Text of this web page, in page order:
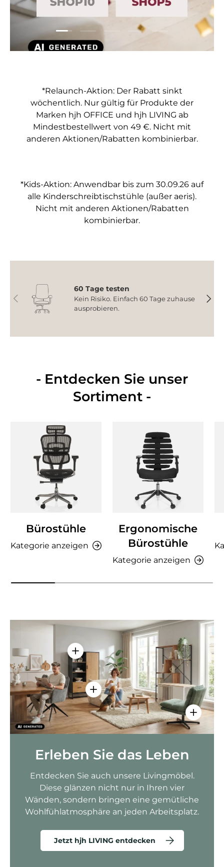
Folie laden 1 von 5
Folie laden 2 von 5
Folie laden 3 von 5
Folie laden 4 von 5
Folie laden 5
*Relaunch-Aktion: Der Rabatt sinkt
wöchentlich. Nur gültig für Produkte der
Marken hjh OFFICE und hjh LIVING ab
Mindestbestellwert von 49 €. Nicht mit
anderen Aktionen/Rabatten kombinierbar.
*Kids-Aktion: Anwendbar bis zum 30.09.26 auf
alle Kinderschreibtischstühle (außer aeris).
Nicht mit anderen Aktionen/Rabatten
kombinierbar.
Vorherige
60 Tage testen
Kein Risiko. Einfach 60 Tage zuhause
ausprobieren.
- Entdecken Sie unser
Sortiment -
Bürostühle
Kategorie anzeigen
Ergonomische
Bürostühle
Kategorie anzeigen
Einzelheiten anzeigen - AMIO H -
Einzelheiten anzeigen - Sitzolo 2
Erleben Sie das Leben
Entdecken Sie auch unsere Livingmöbel.
Diese glänzen nicht nur in Ihren vier
Wänden, sondern bringen eine gemütliche
Wohlfühlatmosphäre an jeden Arbeitsplatz.
Jetzt hjh LIVING entdecken